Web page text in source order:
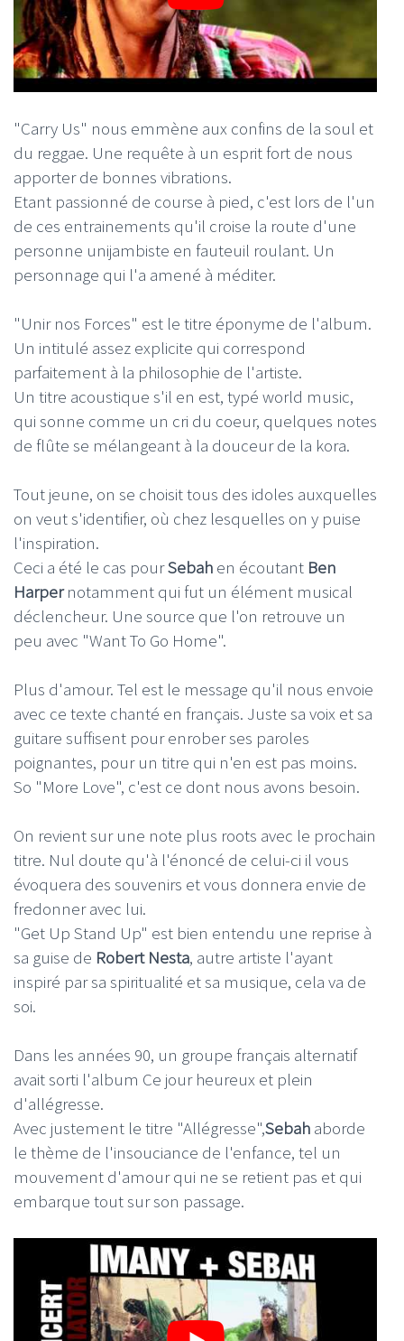
"Carry Us" nous emmène aux confins de la soul et
du reggae. Une requête à un esprit fort de nous
apporter de bonnes vibrations.
Etant passionné de course à pied, c'est lors de l'un
de ces entrainements qu'il croise la route d'une
personne unijambiste en fauteuil roulant. Un
personnage qui l'a amené à méditer.
"Unir nos Forces" est le titre éponyme de l'album.
Un intitulé assez explicite qui correspond
parfaitement à la philosophie de l'artiste.
Un titre acoustique s'il en est, typé world music,
qui sonne comme un cri du coeur, quelques notes
de flûte se mélangeant à la douceur de la kora.
Tout jeune, on se choisit tous des idoles auxquelles
on veut s'identifier, où chez lesquelles on y puise
l'inspiration.
Ceci a été le cas pourSebah en écoutant Ben
Harpernotamment qui fut un élément musical
déclencheur. Une source que l'on retrouve un
peu avec "Want To Go Home".
Plus d'amour. Tel est le message qu'il nous envoie
avec ce texte chanté en français. Juste sa voix et sa
guitare suffisent pour enrober ses paroles
poignantes, pour un titre qui n'en est pas moins.
So "More Love", c'est ce dont nous avons besoin.
On revient sur une note plus roots avec le prochain
titre. Nul doute qu'à l'énoncé de celui-ci il vous
évoquera des souvenirs et vous donnera envie de
fredonner avec lui.
"Get Up Stand Up" est bien entendu une reprise à
sa guise de Robert Nesta, autre artiste l'ayant
inspiré par sa spiritualité et sa musique, cela va de
soi.
Dans les années 90, un groupe français alternatif
avait sorti l'album Ce jour heureux et plein
d'allégresse.
Avec justement le titre "Allégresse",Sebah aborde
le thème de l'insouciance de l'enfance, tel un
mouvement d'amour qui ne se retient pas et qui
embarque tout sur son passage.